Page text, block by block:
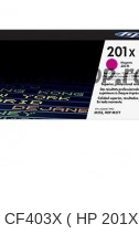
CF403X ( HP